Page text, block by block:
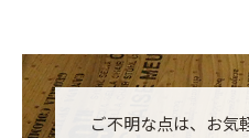
ご不明な点は、お気